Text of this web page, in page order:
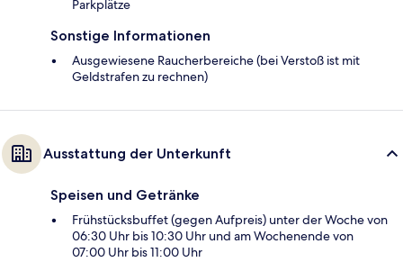
Parkplätze
Sonstige Informationen
Ausgewiesene Raucherbereiche (bei Verstoß ist mit
Geldstrafen zu rechnen)
Ausstattung der Unterkunft
Speisen und Getränke
Frühstücksbuffet (gegen Aufpreis) unter der Woche von
06:30 Uhr bis 10:30 Uhr und am Wochenende von
07:00 Uhr bis 11:00 Uhr